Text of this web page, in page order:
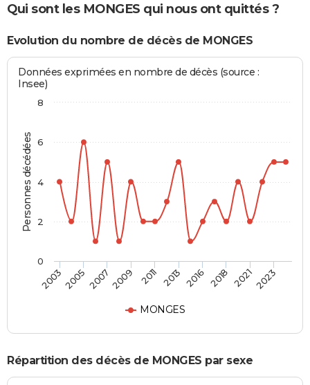
Qui sont les MONGES qui nous ont quittés ?
Evolution du nombre de décès de MONGES
Personnes décédées
Données exprimées en nombre de décès (source :
Insee)
MONGES
2003200520072009 2011 2013 2016 2018 20212023
0
2
4
6
8
Répartition des décès de MONGES par sexe